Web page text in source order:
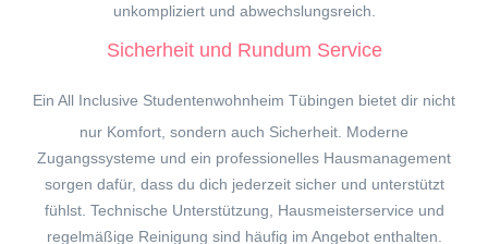
unkompliziert und abwechslungsreich.
Sicherheit und Rundum Service
Ein All Inclusive Studentenwohnheim Tübingen bietet dir nicht
nur Komfort, sondern auch Sicherheit. Moderne
Zugangssysteme und ein professionelles Hausmanagement
sorgen dafür, dass du dich jederzeit sicher und unterstützt
fühlst. Technische Unterstützung, Hausmeisterservice und
regelmäßige Reinigung sind häufig im Angebot enthalten.